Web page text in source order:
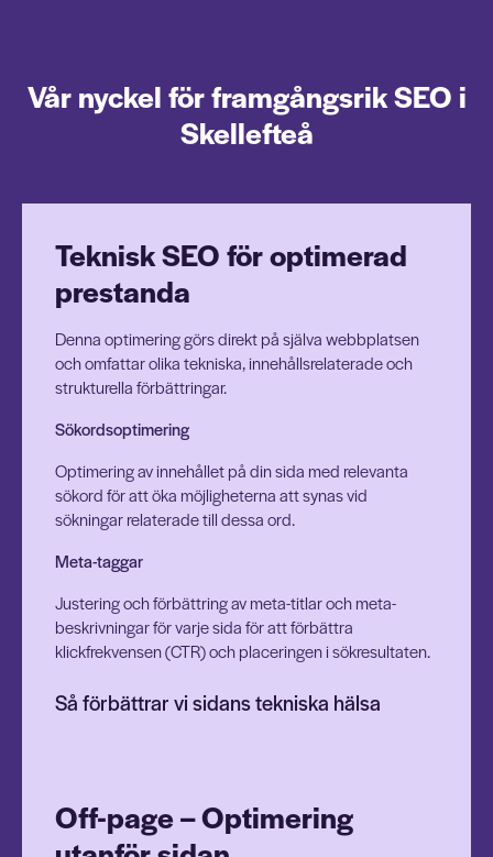
Vår nyckel för framgångsrik SEO i
Skellefteå
Teknisk SEO för optimerad
prestanda
Denna optimering görs direkt på själva webbplatsen
och omfattar olika tekniska, innehållsrelaterade och
strukturella förbättringar.
Sökordsoptimering
Optimering av innehållet på din sida med relevanta
sökord för att öka möjligheterna att synas vid
sökningar relaterade till dessa ord.
Meta-taggar
Justering och förbättring av meta-titlar och meta-
beskrivningar för varje sida för att förbättra
klickfrekvensen (CTR) och placeringen i sökresultaten.
Så förbättrar vi sidans tekniska hälsa
Off-page – Optimering